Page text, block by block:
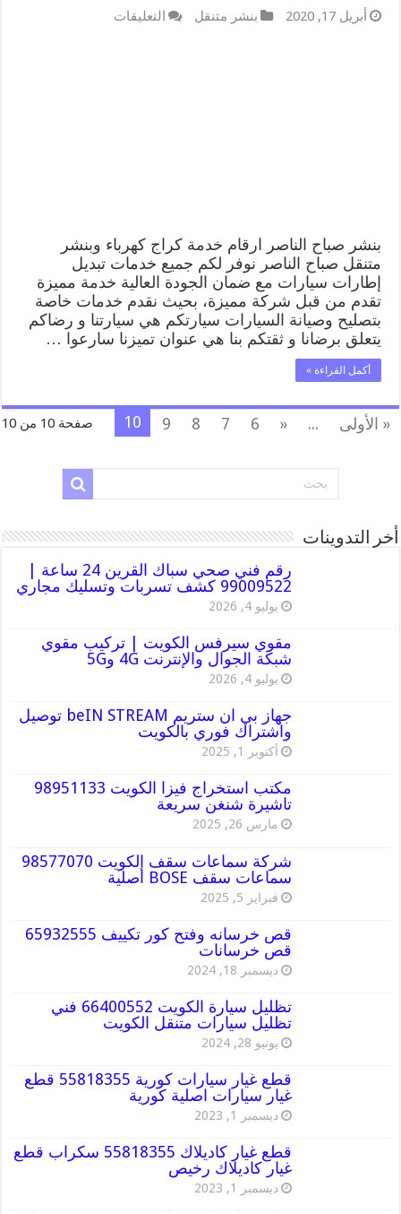
أبريل 17, 2020 بنشر متنقل التعليقات
بنشر صباح الناصر ارقام خدمة كراج كهرباء وبنشر
متنقل صباح الناصر نوفر لكم جميع خدمات تبديل
إطارات سيارات مع ضمان الجودة العالية خدمة مميزة
تقدم من قبل شركة مميزة، بحيث نقدم خدمات خاصة
بتصليح وصيانة السيارات سيارتكم هي سيارتنا و رضاكم
يتعلق برضانا و ثقتكم بنا هي عنوان تميزنا سارعوا …
أكمل القراءة »
صفحة 10 من 10 « الأولى ...
«
6
7
8
9
10
أخر التدوينات
رقم فني صحي سباك القرين 24 ساعة |
99009522 كشف تسربات وتسليك مجاري
يوليو 4, 2026
مقوي سيرفس الكويت | تركيب مقوي
شبكة الجوال والإنترنت 4G و5G
يوليو 4, 2026
جهاز بي ان ستريم beIN STREAM توصيل
واشتراك فوري بالكويت
أكتوبر 1, 2025
مكتب استخراج فيزا الكويت 98951133
تاشيرة شنغن سريعة
مارس 26, 2025
شركة سماعات سقف الكويت 98577070
سماعات سقف BOSE أصلية
فبراير 5, 2025
قص خرسانه وفتح كور تكييف 65932555
قص خرسانات
ديسمبر 18, 2024
تظليل سيارة الكويت 66400552 فني
تظليل سيارات متنقل الكويت
يونيو 28, 2024
قطع غيار سيارات كورية 55818355 قطع
غيار سيارات اصلية كورية
ديسمبر 1, 2023
قطع غيار كاديلاك 55818355 سكراب قطع
غيار كاديلاك رخيص
ديسمبر 1, 2023